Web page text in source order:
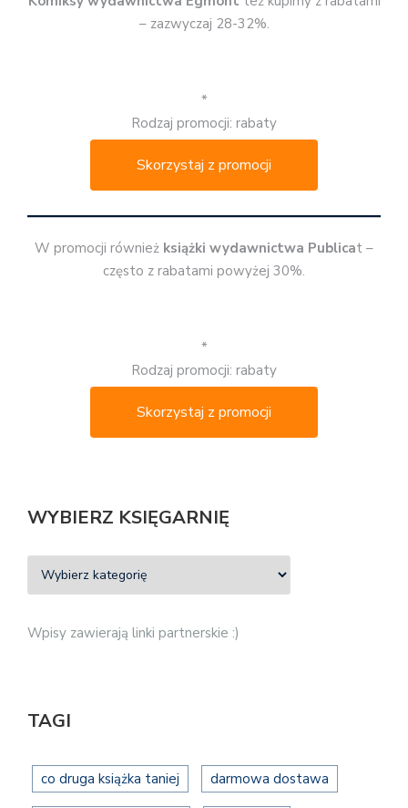
– zazwyczaj 28-32%.
*
Rodzaj promocji: rabaty
Skorzystaj z promocji
W promocji również książki wydawnictwa Publicat –
często z rabatami powyżej 30%.
*
Rodzaj promocji: rabaty
Skorzystaj z promocji
WYBIERZ KSIĘGARNIĘ
Wpisy zawierają linki partnerskie :)
TAGI
co druga książka taniej darmowa dostawa